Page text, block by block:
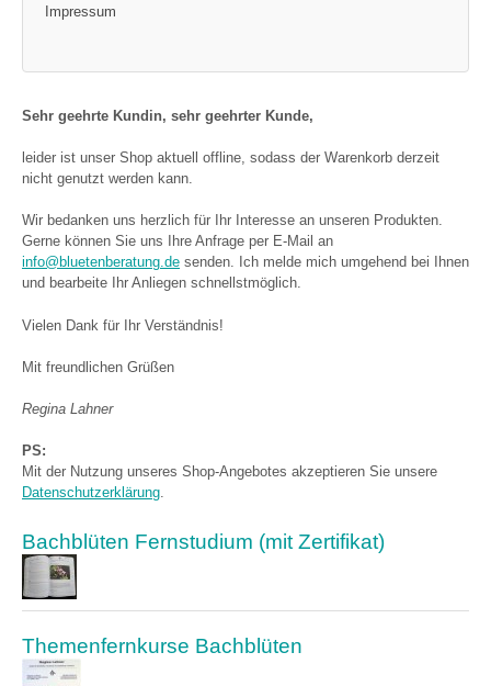
Impressum
Sehr geehrte Kundin, sehr geehrter Kunde,
leider ist unser Shop aktuell offline, sodass der Warenkorb derzeit
nicht genutzt werden kann.
Wir bedanken uns herzlich für Ihr Interesse an unseren Produkten.
Gerne können Sie uns Ihre Anfrage per E-Mail an
info@bluetenberatung.de senden. Ich melde mich umgehend bei Ihnen
und bearbeite Ihr Anliegen schnellstmöglich.
Vielen Dank für Ihr Verständnis!
Mit freundlichen Grüßen
Regina Lahner
PS:
Mit der Nutzung unseres Shop-Angebotes akzeptieren Sie unsere
Datenschutzerklärung.
Bachblüten Fernstudium (mit Zertifikat)
Themenfernkurse Bachblüten